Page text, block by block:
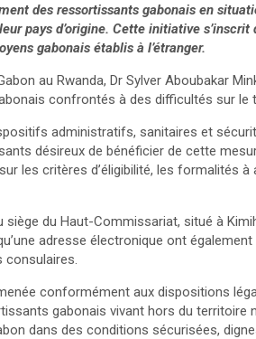
des ressortissants gabonais en
pays d’origine. Cette initiative s’inscrit
gabonais établis à l’étranger.
au Rwanda, Dr Sylver Aboubakar
confrontés à des difficultés sur le
administratifs, sanitaires et
désireux de bénéficier de cette
les critères d’éligibilité, les formalités à
du Haut-Commissariat, situé à
adresse électronique ont
consulaires.
conformément aux dispositions
gabonais vivant hors du territoire
dans des conditions sécurisées,